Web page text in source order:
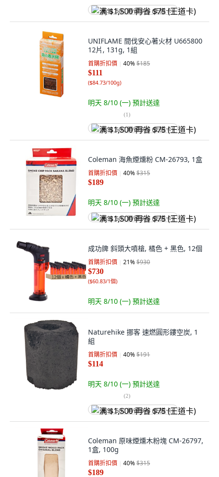
满 $1,500 再省 $75 (王道卡)
UNIFLAME 間伐安心著火材 U665800
12片, 131g, 1組
首購折扣價 40%$185
$111
($84.73/100g)
明天 8/10 (一) 預計送達
(1)
满 $1,500 再省 $75 (王道卡)
Coleman 海魚煙燻粉 CM-26793, 1盒
首購折扣價 40%$315
$189
明天 8/10 (一) 預計送達
满 $1,500 再省 $75 (王道卡)
成功牌 斜頭大噴槍, 橘色 + 黑色, 12個
首購折扣價 21%$930
$730
($60.83/1個)
明天 8/10 (一) 預計送達
Naturehike 挪客 速燃圓形鏤空炭, 1
組
首購折扣價 40%$191
$114
明天 8/10 (一) 預計送達
(2)
满 $1,500 再省 $75 (王道卡)
Coleman 原味煙燻木粉塊 CM-26797,
1盒, 100g
首購折扣價 40%$315
$189